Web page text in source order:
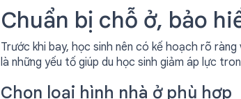
Chuẩn bị chỗ ở, bảo
Trước khi bay, học sinh nên có kế hoạch rõ
là những yếu tố giúp du học sinh giảm áp lực
Chọn loại hình nhà ở phù hợp